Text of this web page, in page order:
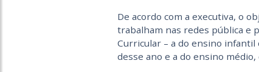
De acordo com a executiva, o
trabalham nas redes pública e
Curricular – a do ensino infantil
desse ano e a do ensino